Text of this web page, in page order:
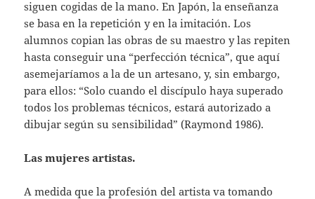
siguen cogidas de la mano. En Japón, la enseñanza
se basa en la repetición y en la imitación. Los
alumnos copian las obras de su maestro y las repiten
hasta conseguir una “perfección técnica”, que aquí
asemejaríamos a la de un artesano, y, sin embargo,
para ellos: “Solo cuando el discípulo haya superado
todos los problemas técnicos, estará autorizado a
dibujar según su sensibilidad” (Raymond 1986).
Las mujeres artistas.
A medida que la profesión del artista va tomando